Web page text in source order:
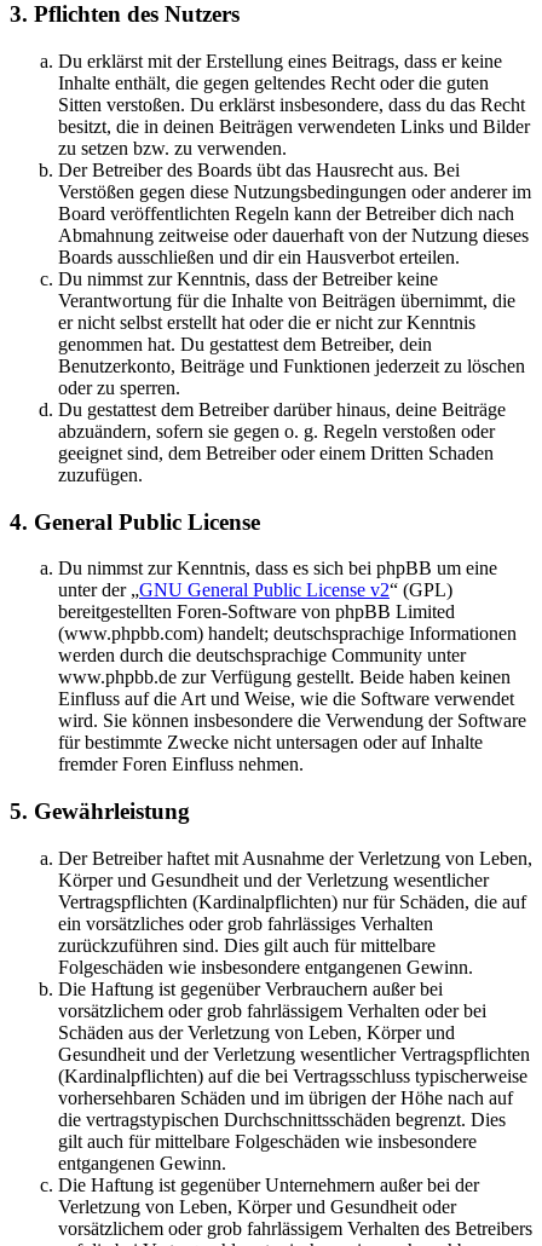
3. Pflichten des Nutzers
Du erklärst mit der Erstellung eines Beitrags, dass er keine
Inhalte enthält, die gegen geltendes Recht oder die guten
Sitten verstoßen. Du erklärst insbesondere, dass du das Recht
besitzt, die in deinen Beiträgen verwendeten Links und Bilder
zu setzen bzw. zu verwenden.
Der Betreiber des Boards übt das Hausrecht aus. Bei
Verstößen gegen diese Nutzungsbedingungen oder anderer im
Board veröffentlichten Regeln kann der Betreiber dich nach
Abmahnung zeitweise oder dauerhaft von der Nutzung dieses
Boards ausschließen und dir ein Hausverbot erteilen.
Du nimmst zur Kenntnis, dass der Betreiber keine
Verantwortung für die Inhalte von Beiträgen übernimmt, die
er nicht selbst erstellt hat oder die er nicht zur Kenntnis
genommen hat. Du gestattest dem Betreiber, dein
Benutzerkonto, Beiträge und Funktionen jederzeit zu löschen
oder zu sperren.
Du gestattest dem Betreiber darüber hinaus, deine Beiträge
abzuändern, sofern sie gegen o. g. Regeln verstoßen oder
geeignet sind, dem Betreiber oder einem Dritten Schaden
zuzufügen.
4. General Public License
Du nimmst zur Kenntnis, dass es sich bei phpBB um eine
unter der „GNU General Public License v2“ (GPL)
bereitgestellten Foren-Software von phpBB Limited
(www.phpbb.com) handelt; deutschsprachige Informationen
werden durch die deutschsprachige Community unter
www.phpbb.de zur Verfügung gestellt. Beide haben keinen
Einfluss auf die Art und Weise, wie die Software verwendet
wird. Sie können insbesondere die Verwendung der Software
für bestimmte Zwecke nicht untersagen oder auf Inhalte
fremder Foren Einfluss nehmen.
5. Gewährleistung
Der Betreiber haftet mit Ausnahme der Verletzung von Leben,
Körper und Gesundheit und der Verletzung wesentlicher
Vertragspflichten (Kardinalpflichten) nur für Schäden, die auf
ein vorsätzliches oder grob fahrlässiges Verhalten
zurückzuführen sind. Dies gilt auch für mittelbare
Folgeschäden wie insbesondere entgangenen Gewinn.
Die Haftung ist gegenüber Verbrauchern außer bei
vorsätzlichem oder grob fahrlässigem Verhalten oder bei
Schäden aus der Verletzung von Leben, Körper und
Gesundheit und der Verletzung wesentlicher Vertragspflichten
(Kardinalpflichten) auf die bei Vertragsschluss typischerweise
vorhersehbaren Schäden und im übrigen der Höhe nach auf
die vertragstypischen Durchschnittsschäden begrenzt. Dies
gilt auch für mittelbare Folgeschäden wie insbesondere
entgangenen Gewinn.
Die Haftung ist gegenüber Unternehmern außer bei der
Verletzung von Leben, Körper und Gesundheit oder
vorsätzlichem oder grob fahrlässigem Verhalten des Betreibers